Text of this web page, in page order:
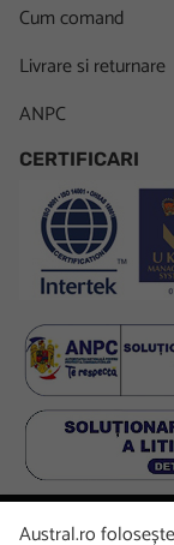
Cum comand
Livrare si returnare
ANPC
CERTIFICARI
Austral.ro